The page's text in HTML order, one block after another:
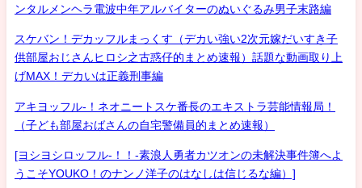
ンタルメンヘラ電波中年アルバイターのぬいぐるみ男子末路編
スケバン！デカッフルまっくす（デカい強い2次元嫁だいすき子
供部屋おじさんヒロシ之古惑仔的まとめ速報）話題な動画取り上
げMAX！デカいは正義刑事編
アキヨッフル-！ネオニートスケ番長のエキストラ芸能情報局！
（子ども部屋おばさんの自宅警備員的まとめ速報）
[ヨシヨシロッフル-！！-素浪人勇者カツオンの未解決事件簿へよ
うこそYOUKO！のナンノ洋子のはなしは信じるな編）]